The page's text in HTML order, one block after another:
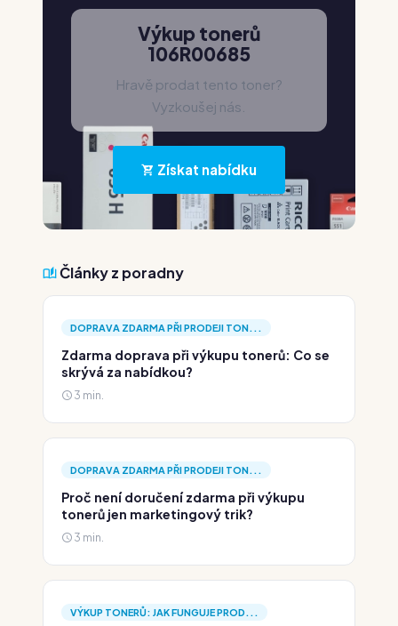
Výkup tonerů
106R00685
Hravě prodat tento toner?
Vyzkoušej nás.
Získat nabídku
Články z poradny
DOPRAVA ZDARMA PŘI PRODEJI TON...
Zdarma doprava při výkupu tonerů: Co se
skrývá za nabídkou?
3 min.
DOPRAVA ZDARMA PŘI PRODEJI TON...
Proč není doručení zdarma při výkupu
tonerů jen marketingový trik?
3 min.
VÝKUP TONERŮ: JAK FUNGUJE PROD...